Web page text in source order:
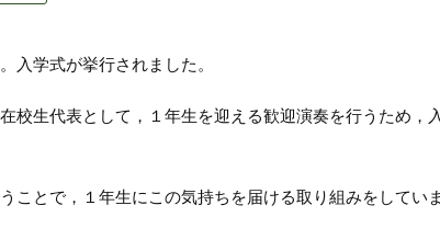
入学式が挙行されました。
校生代表として，１年生を迎える歓迎演奏を行うため，
ことで，１年生にこの気持ちを届ける取り組みをしていま